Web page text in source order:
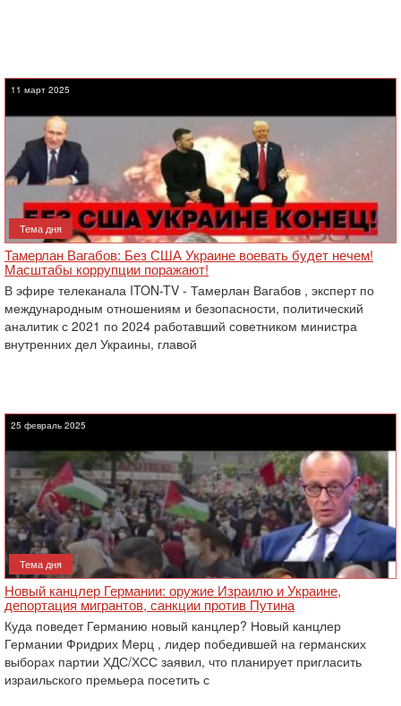
11 март 2025
Тема дня
Тамерлан Вагабов: Без США Украине воевать будет нечем!
Масштабы коррупции поражают!
В эфире телеканала ITON-TV - Тамерлан Вагабов , эксперт по
международным отношениям и безопасности, политический
аналитик с 2021 по 2024 работавший советником министра
внутренних дел Украины, главой
25 февраль 2025
Тема дня
Новый канцлер Германии: оружие Израилю и Украине,
депортация мигрантов, санкции против Путина
Куда поведет Германию новый канцлер? Новый канцлер
Германии Фридрих Мерц , лидер победившей на германских
выборах партии ХДС/ХСС заявил, что планирует пригласить
израильского премьера посетить с